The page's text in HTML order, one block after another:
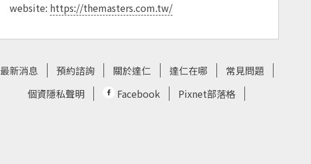
website: https://themasters.com.tw/
最新消息 預約諮詢 關於達仁 達仁在哪
常見問題
個資隱私聲明
Facebook Pixnet部落格